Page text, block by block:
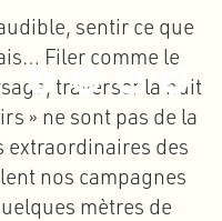
sentir ce que
Filer comme le
traverser la nuit
» ne sont pas de la
extraordinaires des
nos campagnes
mètres de